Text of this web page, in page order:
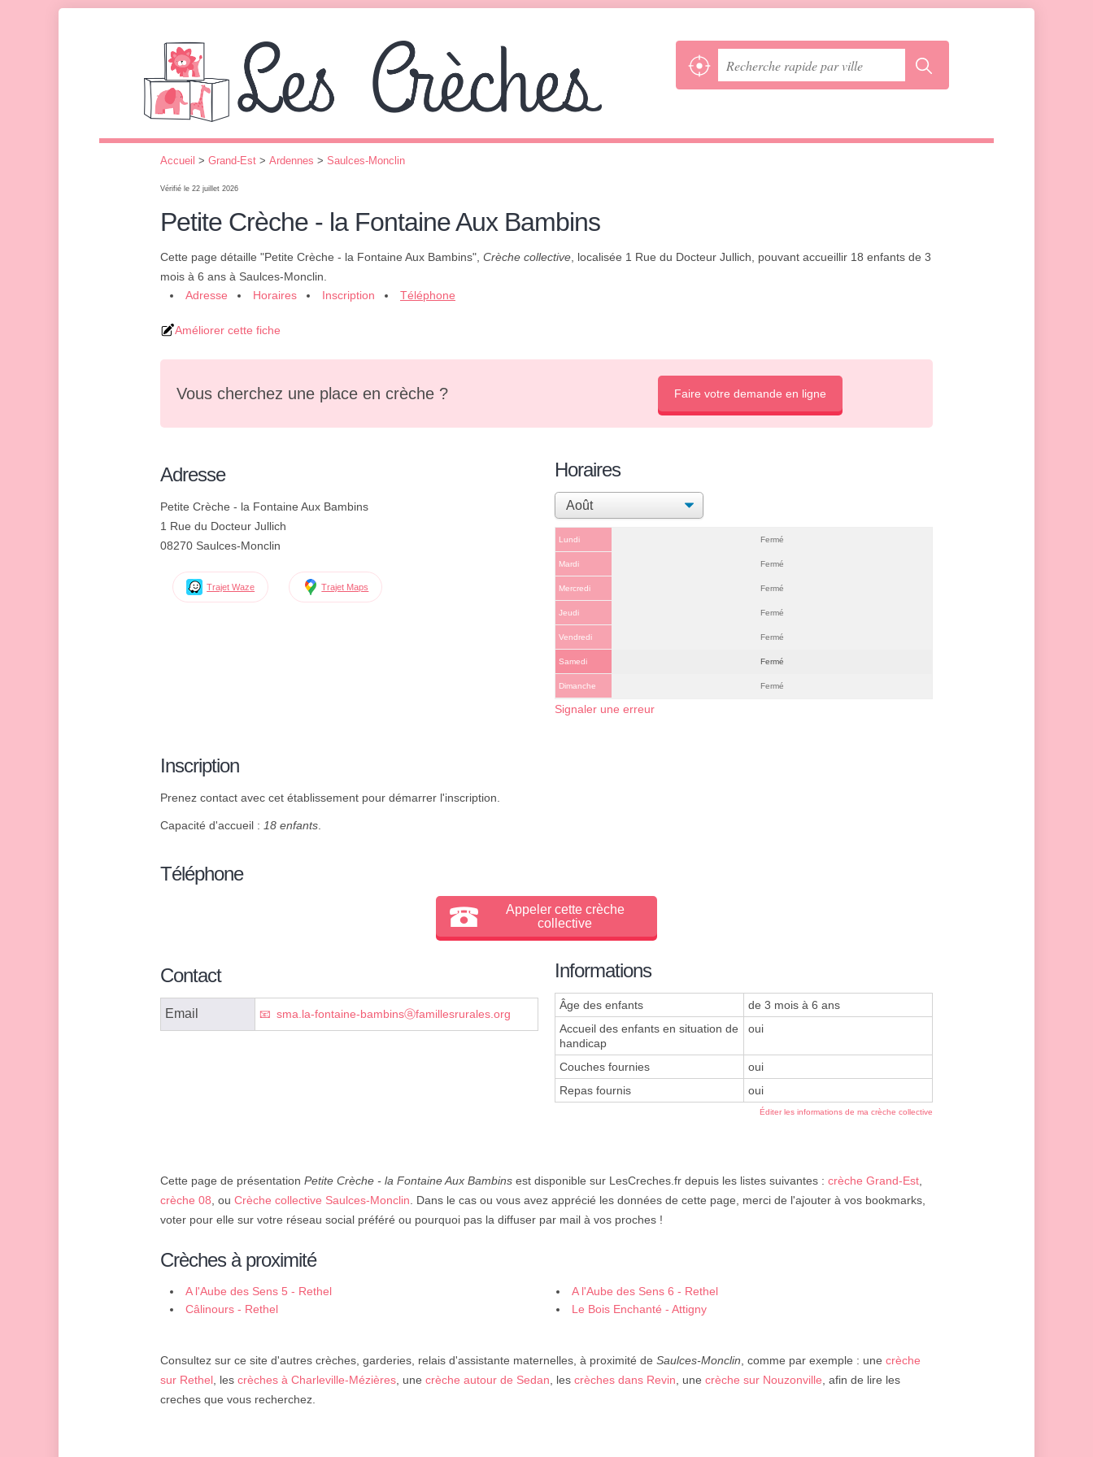
Accueil > Grand-Est > Ardennes > Saulces-Monclin
Vérifié le 22 juillet 2026
Petite Crèche - la Fontaine Aux Bambins
Cette page détaille "Petite Crèche - la Fontaine Aux Bambins", Crèche collective , localisée 1 Rue du Docteur Jullich, pouvant accueillir 18 enfants de 3
mois à 6 ans à Saulces-Monclin.
Adresse
Horaires Inscription Téléphone
Améliorer cette fiche
Vous cherchez une place en crèche ? Faire votre demande en ligne
Adresse
Petite Crèche - la Fontaine Aux Bambins
1 Rue du Docteur Jullich
08270 Saulces-Monclin
Trajet Waze Trajet Maps
Horaires
Lundi Fermé
Mardi Fermé
Mercredi Fermé
Jeudi Fermé
Vendredi Fermé
Samedi Fermé
Dimanche Fermé
Signaler une erreur
Inscription
Prenez contact avec cet établissement pour démarrer l'inscription.
Capacité d'accueil : 18 enfants
Téléphone
Appeler cette crèche
collective
Contact
Email sma.la-fontaine-bambinsⓐfamillesrurales.org
Informations
Âge des enfants
de 3 mois à 6 ans
Accueil des enfants en situation de
handicap
oui
Couches fournies
oui
Repas fournis
oui
Éditer les informations de ma crèche collective
Cette page de présentation Petite Crèche - la Fontaine Aux Bambins est disponible sur LesCreches.fr depuis les listes suivantes : crèche Grand-Est
crèche 08 , ou Crèche collective Saulces-Monclin . Dans le cas ou vous avez apprécié les données de cette page, merci de l'ajouter à vos bookmarks,
voter pour elle sur votre réseau social préféré ou pourquoi pas la diffuser par mail à vos proches !
Crèches à proximité
A l'Aube des Sens 5 - Rethel
A l'Aube des Sens 6 - Rethel
Câlinours - Rethel
Le Bois Enchanté - Attigny
Consultez sur ce site d'autres crèches, garderies, relais d'assistante maternelles, à proximité de Saulces-Monclin , comme par exemple : une crèche
sur Rethel , les crèches à Charleville-Mézières , une crèche autour de Sedan , les crèches dans Revin , une crèche sur Nouzonville , afin de lire les
creches que vous recherchez.